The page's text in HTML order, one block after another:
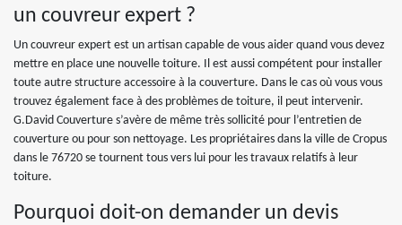
un couvreur expert ?
Un couvreur expert est un artisan capable de vous aider quand vous devez
mettre en place une nouvelle toiture. Il est aussi compétent pour installer
toute autre structure accessoire à la couverture. Dans le cas où vous vous
trouvez également face à des problèmes de toiture, il peut intervenir.
G.David Couverture s’avère de même très sollicité pour l’entretien de
couverture ou pour son nettoyage. Les propriétaires dans la ville de Cropus
dans le 76720 se tournent tous vers lui pour les travaux relatifs à leur
toiture.
Pourquoi doit-on demander un devis